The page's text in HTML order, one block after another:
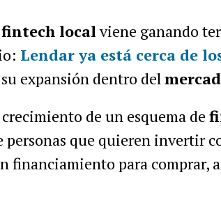
fintech localviene ganando
Lendar ya está cerca de
expansión dentro del
de un esquema de
personas que quieren invertir
financiamiento para comprar,